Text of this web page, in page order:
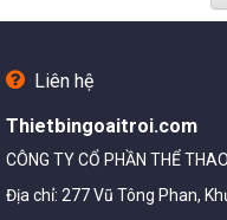
Liên hệ
Thietbingoaitroi.com
CÔNG TY CỔ PHẦN THỂ
Địa chỉ: 277 Vũ Tông Phan,